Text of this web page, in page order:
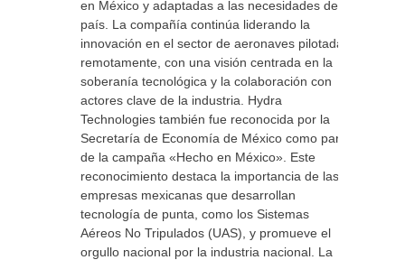
en México y adaptadas a las necesidades del
país. La compañía continúa liderando la
innovación en el sector de aeronaves pilotadas
remotamente, con una visión centrada en la
soberanía tecnológica y la colaboración con
actores clave de la industria. Hydra
Technologies también fue reconocida por la
Secretaría de Economía de México como parte
de la campaña «Hecho en México». Este
reconocimiento destaca la importancia de las
empresas mexicanas que desarrollan
tecnología de punta, como los Sistemas
Aéreos No Tripulados (UAS), y promueve el
orgullo nacional por la industria nacional. La